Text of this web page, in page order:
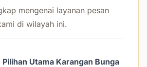
mengenai layanan pesan
di wilayah ini.
Utama Karangan Bunga